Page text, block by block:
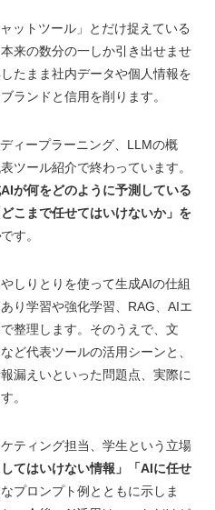
ットツール」とだけ捉えている
来の数分の一しか引き出せませ
たまま社内データや個人情報を
ランドと信用を削ります。
ィープラーニング、LLMの概
ツール紹介で終わっています。
が何をどのように予測している
こまで任せてはいけないか」を
です。
しりとりを使って生成AIの仕組
り学習や強化学習、RAG、AIエ
整理します。そのうえで、文
ど代表ツールの活用シーンと、
漏えいといった問題点、実際に
。
ティング担当、学生という立場
てはいけない情報」「AIに任せ
プロンプト例とともに示しま